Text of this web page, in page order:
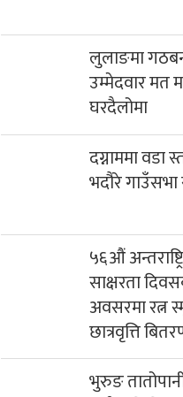
लुलाङमा
उम्मेदवार मत
घरदैलोमा
दग्नाममा वडा
भदौरे गाउँसभा
५६औं
साक्षरता
अवसरमा रत्न
छात्रवृत्ति
भुरुङ